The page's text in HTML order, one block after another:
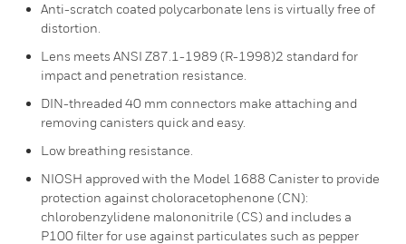
Anti-scratch coated polycarbonate lens is virtually free of
distortion.
Lens meets ANSI Z87.1-1989 (R-1998)2 standard for
impact and penetration resistance.
DIN-threaded 40 mm connectors make attaching and
removing canisters quick and easy.
Low breathing resistance.
NIOSH approved with the Model 1688 Canister to provide
protection against choloracetophenone (CN):
chlorobenzylidene malononitrile (CS) and includes a
P100 filter for use against particulates such as pepper